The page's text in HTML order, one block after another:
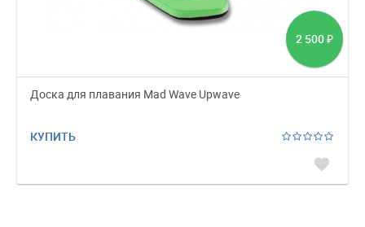
2 500 ₽
Доска для плавания Mad Wave Upwave
КУПИТЬ
favorite